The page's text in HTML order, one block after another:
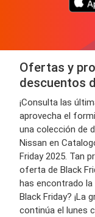
Ofertas y
descuentos
¡Consulta las
aprovecha el
una colección de
Nissan en
Friday 2025. Tan
oferta de Black
has encontrado la
Black Friday? ¡La
continúa el lunes